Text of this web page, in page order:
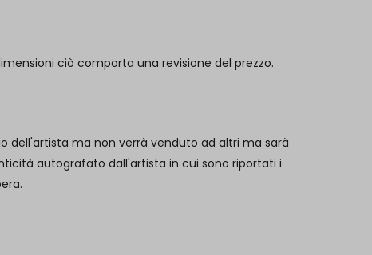
ciò comporta una revisione del prezzo.
dell'artista ma non verrà venduto ad altri ma sarà
autografato dall'artista in cui sono riportati i